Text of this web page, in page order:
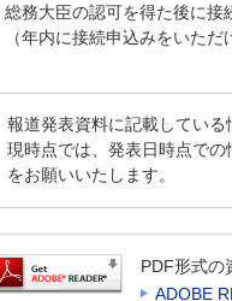
総務大臣の認可を得た後に接
（年内に接続申込みをいた
報道発表資料に記載している
現時点では、発表日時点で
をお願いいたします。
PDF形式の
ADOBE